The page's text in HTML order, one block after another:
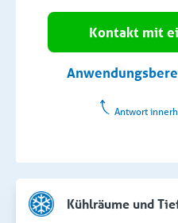
Kontakt mit
Antwort
Kühlräume und